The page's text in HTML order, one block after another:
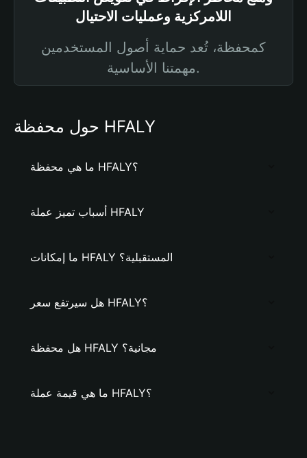
اللامركزية وعمليات الاحتيال
كمحفظة، تُعد حماية أصول المستخدمين
مهمتنا الأساسية.
حول محفظة HFALY
ما هي محفظة HFALY؟
أسباب تميز عملة HFALY
ما إمكانات HFALY المستقبلية؟
هل سيرتفع سعر HFALY؟
هل محفظة HFALY مجانية؟
ما هي قيمة عملة HFALY؟